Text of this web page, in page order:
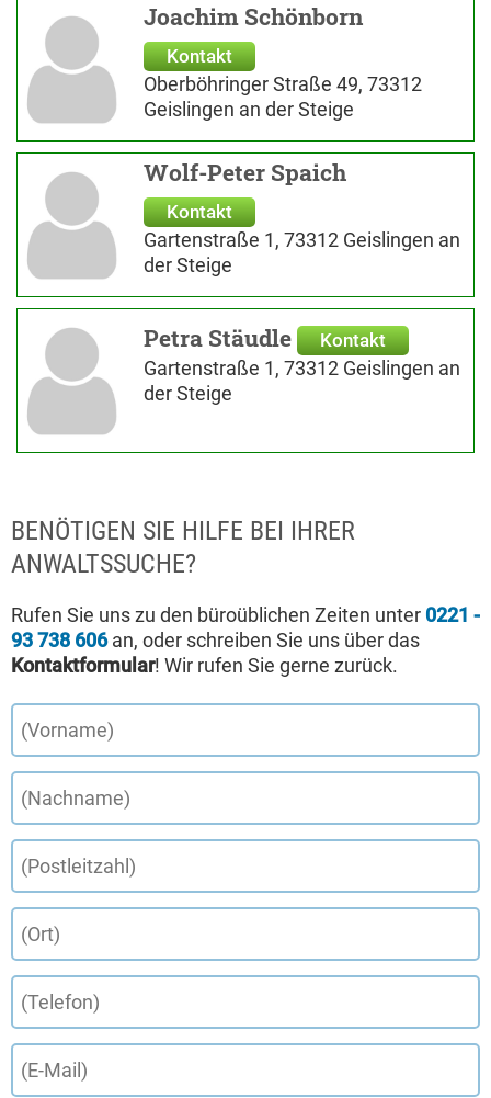
Joachim Schönborn
Kontakt
Oberböhringer Straße 49, 73312
Geislingen an der Steige
Wolf-Peter Spaich
Kontakt
Gartenstraße 1, 73312 Geislingen an
der Steige
Petra Stäudle Kontakt
Gartenstraße 1, 73312 Geislingen an
der Steige
BENÖTIGEN SIE HILFE BEI IHRER
ANWALTSSUCHE?
Rufen Sie uns zu den büroüblichen Zeiten unter 0221 -
93 738 606an, oder schreiben Sie uns über das
Kontaktformular! Wir rufen Sie gerne zurück.